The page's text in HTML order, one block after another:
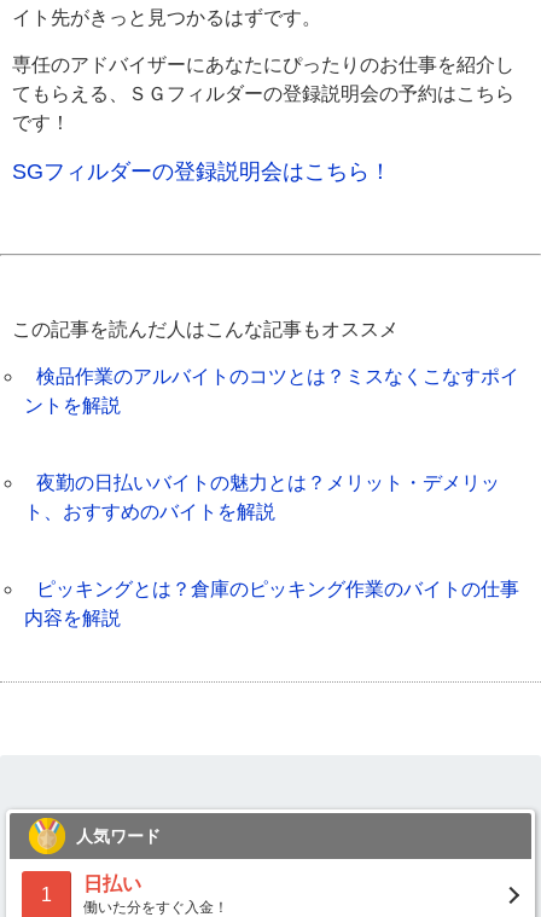
イト先がきっと見つかるはずです。
専任のアドバイザーにあなたにぴったりのお仕事を紹介し
てもらえる、ＳＧフィルダーの登録説明会の予約はこちら
です！
SGフィルダーの登録説明会はこちら！
この記事を読んだ人はこんな記事もオススメ
検品作業のアルバイトのコツとは？ミスなくこなすポイ
ントを解説
夜勤の日払いバイトの魅力とは？メリット・デメリッ
ト、おすすめのバイトを解説
ピッキングとは？倉庫のピッキング作業のバイトの仕事
内容を解説
人気ワード
1
日払い
働いた分をすぐ入金！